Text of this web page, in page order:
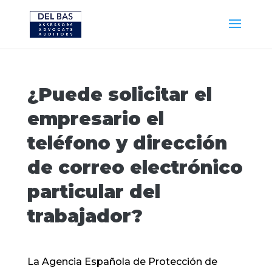
¿Puede solicitar el
empresario el
teléfono y dirección
de correo electrónico
particular del
trabajador?
La Agencia Española de Protección de